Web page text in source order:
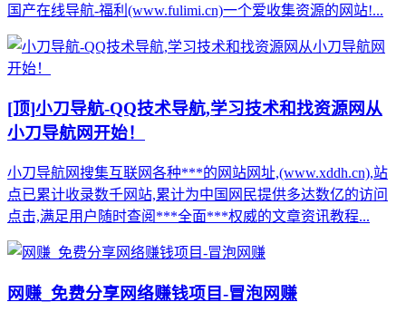
国产在线导航-福利(www.fulimi.cn)一个爱收集资源的网站!...
[顶]小刀导航-QQ技术导航,学习技术和找资源网从
小刀导航网开始！
小刀导航网搜集互联网各种***的网站网址,(www.xddh.cn),站
点已累计收录数千网站,累计为中国网民提供多达数亿的访问
点击,满足用户随时查阅***全面***权威的文章资讯教程...
网赚_免费分享网络赚钱项目-冒泡网赚